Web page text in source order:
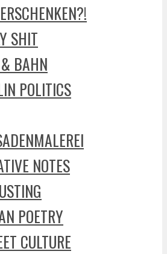
SHIT
BAHN
POLITICS
NOTES
POETRY
CULTURE